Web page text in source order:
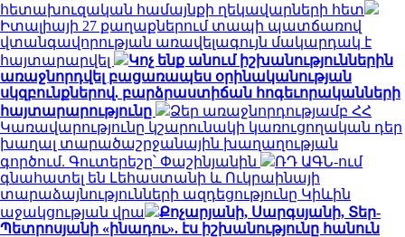
հետախուզական համայնքի ղեկավարների հետ
Իտալիայի 27 քաղաքներում տապի պատճառով
վտանգավորության առավելագույն մակարդակ է
հայտարարվել
Կոչ ենք անում իշխանություններին
առաջնորդվել բացառապես օրինականության
սկզբունքներով. բարձրաստիճան հոգեւորականների
հայտարարությունը
Ձեր առաջնորդությամբ ՀՀ
Կառավարությունը կշարունակի կառուցողական դեր
խաղալ տարածաշրջանային խաղաղության
գործում. Գուտերեշը՝ Փաշինյանին
ՌԴ ԱԳՆ-ում
գնահատել են Լեհաստանի և Ուկրաինայի
տարաձայնությունների ազդեցությունը Կիևին
աջակցության վրա
Քոչարյանի, Սարգսյանի, Տեր-
Պետրոսյանի «ինադու». էս իշխանությունը հանուն